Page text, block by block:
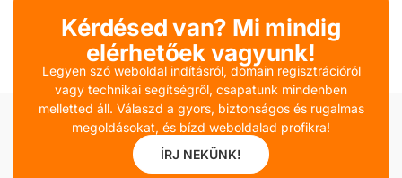
Kérdésed van? Mi mindig
elérhetőek vagyunk!
Legyen szó weboldal indításról, domain regisztrációról
vagy technikai segítségről, csapatunk mindenben
melletted áll. Válaszd a gyors, biztonságos és rugalmas
megoldásokat, és bízd weboldalad profikra!
ÍRJ NEKÜNK!